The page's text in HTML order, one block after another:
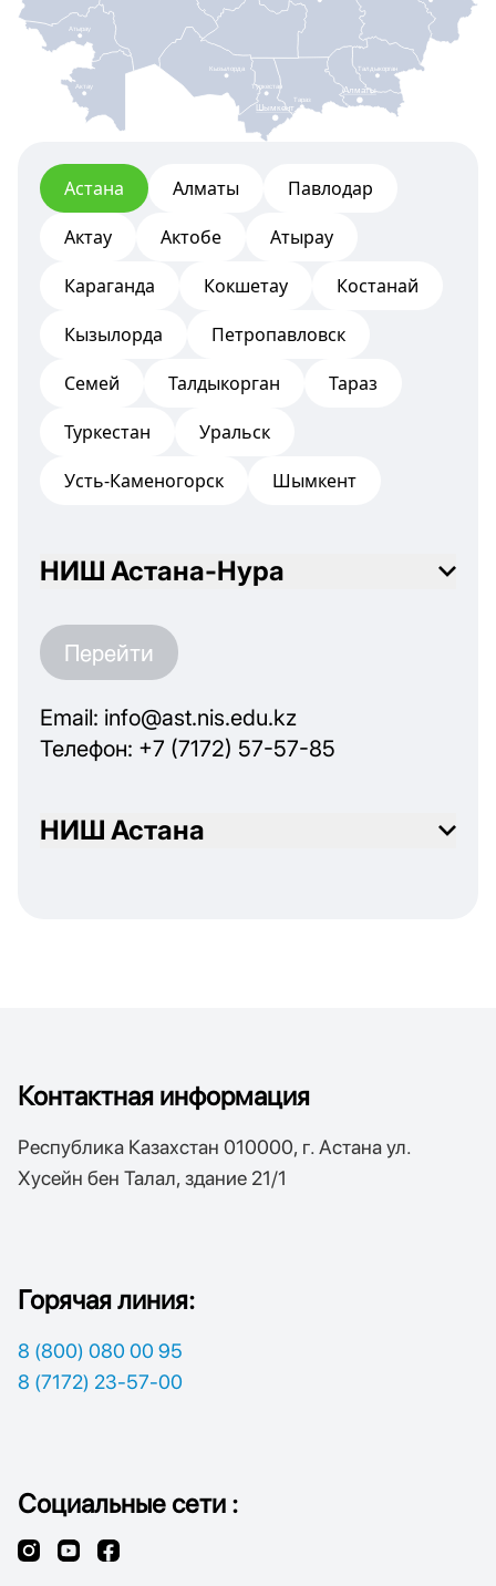
Алматы
Актау
Атырау
Кызылорда Талдыкорган
Тараз
Туркестан
Шымкент
Астана Алматы
Павлодар
Актау
Актобе
Атырау
Караганда
Кокшетау
Костанай
Кызылорда
Петропавловск
Семей
Талдыкорган
Тараз
Туркестан
Уральск
Усть-Каменогорск
Шымкент
НИШ Астана-Нура
Перейти
Email: info@ast.nis.edu.kz
Телефон: +7 (7172) 57-57-85
НИШ Астана
Контактная информация
Республика Казахстан 010000, г. Астана ул.
Хусейн бен Талал, здание 21/1
Горячая линия:
8 (800) 080 00 95
8 (7172) 23-57-00
Социальные сети :